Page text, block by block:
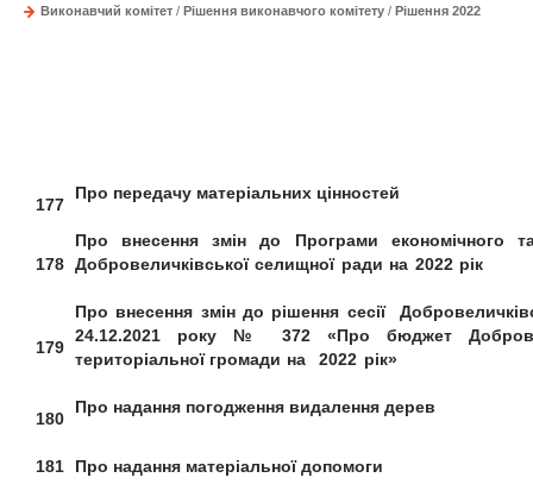
Виконавчий комітет / Рішення виконавчого комітету / Рішення 2022
177
Про передачу матеріальних цінностей
178
Про внесення змін до Програми економічного
Добровеличківської селищної ради на 2022 рік
179
Про внесення змін до рішення сесії
24.12.2021 року № 372 «Про бюджет
територіальної громади на 2022 рік»
180
Про надання погодження видалення дерев
181 Про надання матеріальної допомоги